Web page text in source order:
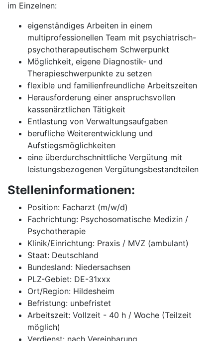
im Einzelnen:
eigenständiges Arbeiten in einem
multiprofessionellen Team mit psychiatrisch-
psychotherapeutischem Schwerpunkt
Möglichkeit, eigene Diagnostik- und
Therapieschwerpunkte zu setzen
flexible und familienfreundliche Arbeitszeiten
Herausforderung einer anspruchsvollen
kassenärztlichen Tätigkeit
Entlastung von Verwaltungsaufgaben
berufliche Weiterentwicklung und
Aufstiegsmöglichkeiten
eine überdurchschnittliche Vergütung mit
leistungsbezogenen Vergütungsbestandteilen
Stelleninformationen:
Position: Facharzt (m/w/d)
Fachrichtung: Psychosomatische Medizin /
Psychotherapie
Klinik/Einrichtung: Praxis / MVZ (ambulant)
Staat: Deutschland
Bundesland: Niedersachsen
PLZ-Gebiet: DE-31xxx
Ort/Region: Hildesheim
Befristung: unbefristet
Arbeitszeit: Vollzeit - 40 h / Woche (Teilzeit
möglich)
Verdienst: nach Vereinbarung